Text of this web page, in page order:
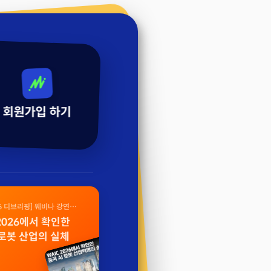
회원가입 하기
브리핑] 웨비나 강연
에서 확인한
봇 산업의 실체